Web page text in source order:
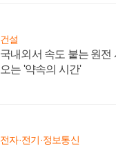
건설
국내외서 속도 붙는 원전
오는 '약속의 시간'
전자·전기·정보통신